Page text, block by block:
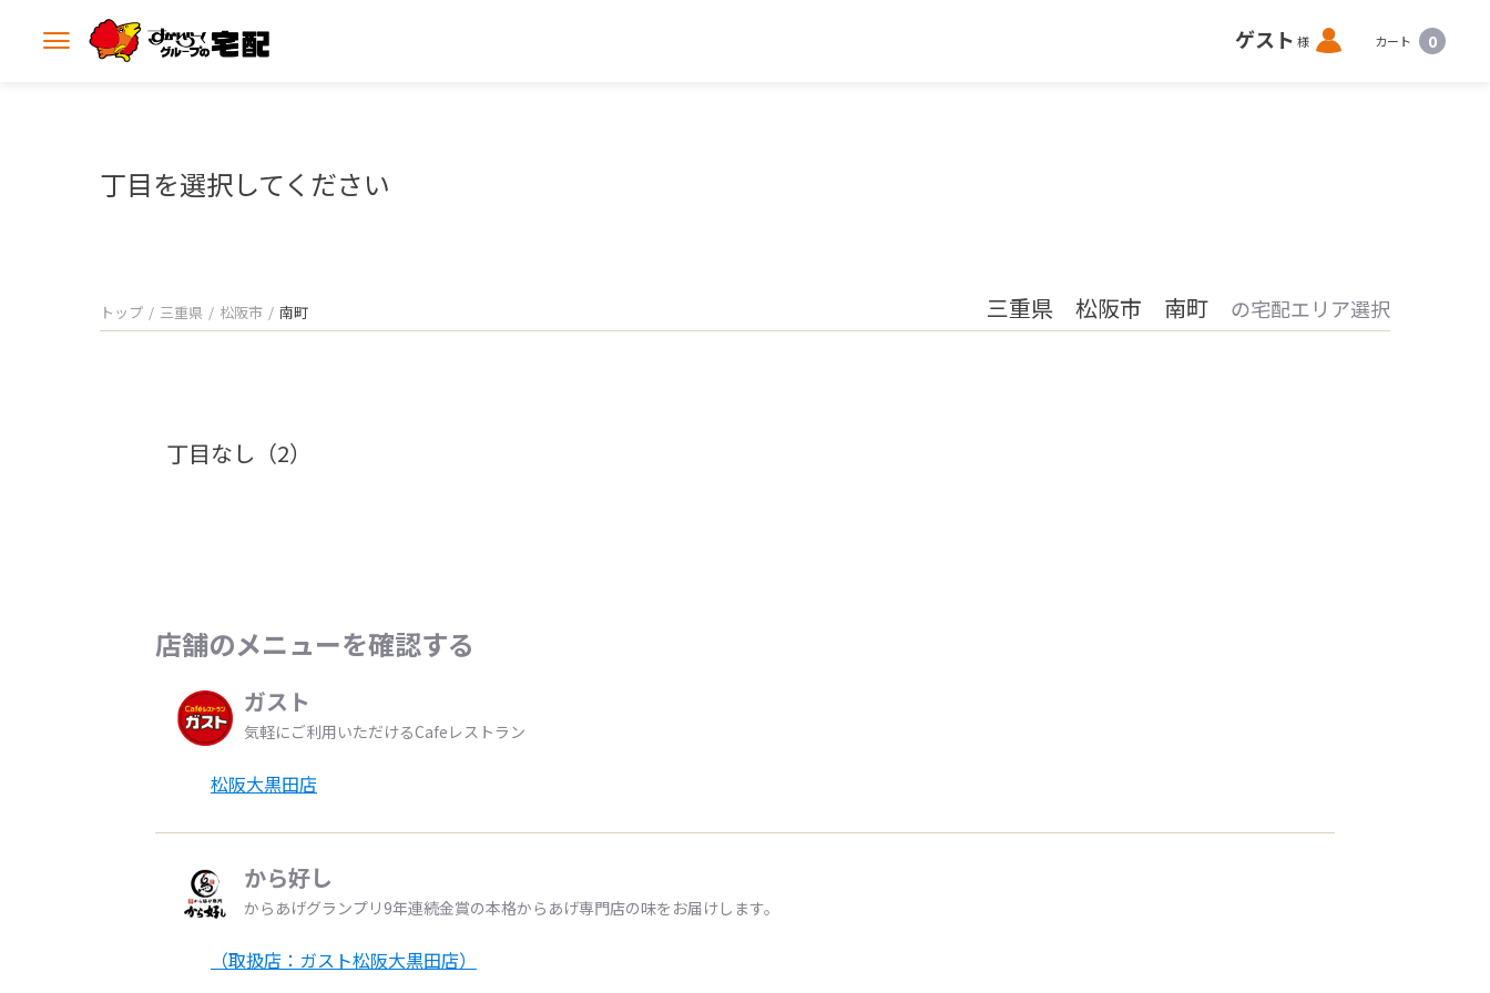
メ
ゲスト 様 ロ
グ
カート 0
丁目を選択してください
トップ 三重県 松阪市 南町 三重県 松阪市 南町 の宅配エリア選択
丁目なし（2）
店舗のメニューを確認する
ガスト
気軽にご利用いただけるCafeレストラン
松阪大黒田店
から好し
からあげグランプリ9年連続金賞の本格からあげ専門店の味をお届けします。
（取扱店：ガスト松阪大黒田店）